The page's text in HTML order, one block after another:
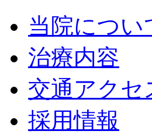
当院につい
治療内容
交通アクセ
採用情報